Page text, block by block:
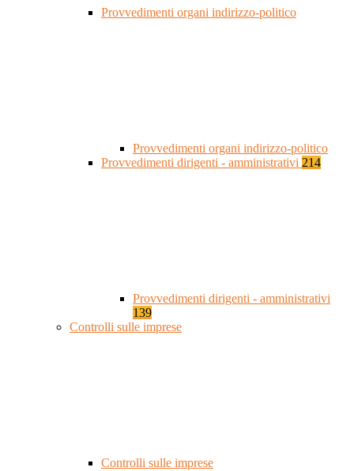
Provvedimenti organi indirizzo-politico
Provvedimenti organi indirizzo-politico
Provvedimenti dirigenti - amministrativi 214
Provvedimenti dirigenti - amministrativi
139
Controlli sulle imprese
Controlli sulle imprese